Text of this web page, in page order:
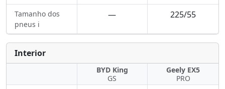
Tamanho dos
pneus ℹ️
— 225/55
Interior
BYD King
GS
Geely EX5
PRO